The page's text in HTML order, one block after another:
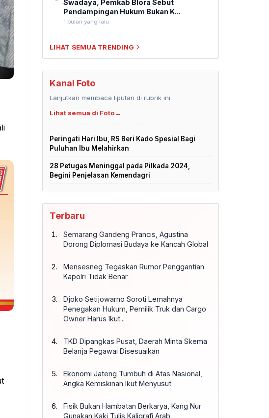
Swadaya, Pemkab Blora Sebut
Pendampingan Hukum Bukan K...
1 bulan yang lalu
LIHAT SEMUA TRENDING
Kanal Foto
Lanjutkan membaca liputan di rubrik ini.
Lihat semua di Foto→
Peringati Hari Ibu, RS Beri Kado Spesial Bagi
Puluhan Ibu Melahirkan
28 Petugas Meninggal pada Pilkada 2024,
Begini Penjelasan Kemendagri
Terbaru
Semarang Gandeng Prancis, Agustina
Dorong Diplomasi Budaya ke Kancah Global
Mensesneg Tegaskan Rumor Penggantian
Kapolri Tidak Benar
Djoko Setijowarno Soroti Lemahnya
Penegakan Hukum, Pemilik Truk dan Cargo
Owner Harus Ikut...
TKD Dipangkas Pusat, Daerah Minta Skema
Belanja Pegawai Disesuaikan
Ekonomi Jateng Tumbuh di Atas Nasional,
Angka Kemiskinan Ikut Menyusut
Fisik Bukan Hambatan Berkarya, Kang Nur
Gunakan Kaki Tulis Kaligrafi Arab